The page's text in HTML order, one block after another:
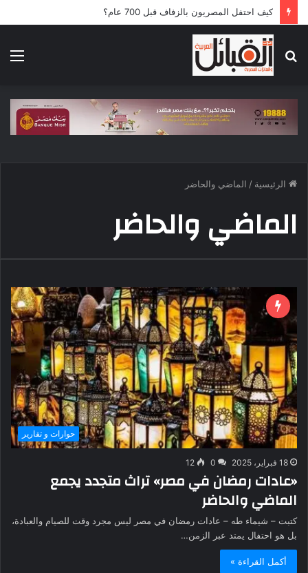
كيف احتفل المصريون بالزفاف قبل 700 عام؟
عن
الرئيسية / الماضي والحاضر
الماضي والحاضر
حوارات و تقارير
18 فبراير، 2025 0
12
«عادات رمضان في مصر» تراث متجدد يجمع
الماضي والحاضر
كتبت – شيماء طه – عادات رمضان في مصر ليس مجرد وقت للصيام والعبادة،
بل هو احتفال يمتد عبر الزمن…
أكمل القراءة »